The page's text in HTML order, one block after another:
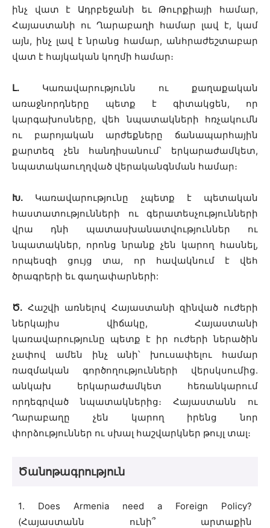
ինչ վատ է Ադրբեջանի եւ Թուրքիայի համար,
Հայաստանի ու Ղարաբաղի համար լավ է, կամ
այն, ինչ լավ է նրանց համար, անհրաժեշտաբար
վատ է հայկական կողմի համար։
Լ. Կառավարությունն ու քաղաքական
առաջնորդները պետք է գիտակցեն, որ
կարգախոսները, վեհ նպատակների հռչակումն
ու բարոյական արժեքները ճանապարհային
քարտեզ չեն հանդիսանում՝ երկարաժամկետ,
նպատակաուղղված վերականգնման համար։
Խ. Կառավարությունը չպետք է պետական
հաստատությունների ու գերատեսչությունների
վրա դնի պատասխանատվություններ ու
նպատակներ, որոնց նրանք չեն կարող հասնել,
որպեսզի ցույց տա, որ հավակնում է վեհ
ծրագրերի եւ գաղափարների:
Ծ. Հաշվի առնելով Հայաստանի զինված ուժերի
ներկայիս վիճակը, Հայաստանի
կառավարությունը պետք է իր ուժերի ներածին
չափով ամեն ինչ անի՝ խուսափելու համար
ռազմական գործողությունների վերսկսումից.
անկախ երկարաժամկետ հեռանկարում
որդեգրված նպատակներից։ Հայաստանն ու
Ղարաբաղը չեն կարող իրենց նոր
փորձություններ ու սխալ հաշվարկներ թույլ տալ։
Ծանոթագրություն
1․ Does Armenia need a Foreign Policy?
(Հայաստանն ունի՞ արտաքին